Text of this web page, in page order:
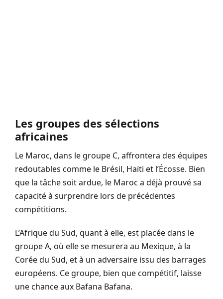
Les groupes des sélections
africaines
Le Maroc, dans le groupe C, affrontera des équipes
redoutables comme le Brésil, Haïti et l’Écosse. Bien
que la tâche soit ardue, le Maroc a déjà prouvé sa
capacité à surprendre lors de précédentes
compétitions.
L’Afrique du Sud, quant à elle, est placée dans le
groupe A, où elle se mesurera au Mexique, à la
Corée du Sud, et à un adversaire issu des barrages
européens. Ce groupe, bien que compétitif, laisse
une chance aux Bafana Bafana.